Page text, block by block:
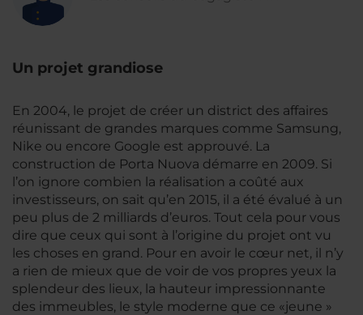
Un projet grandiose
En 2004, le projet de créer un district des affaires
réunissant de grandes marques comme Samsung,
Nike ou encore Google est approuvé. La
construction de Porta Nuova démarre en 2009. Si
l’on ignore combien la réalisation a coûté aux
investisseurs, on sait qu’en 2015, il a été évalué à un
peu plus de 2 milliards d’euros. Tout cela pour vous
dire que ceux qui sont à l’origine du projet ont vu
les choses en grand. Pour en avoir le cœur net, il n’y
a rien de mieux que de voir de vos propres yeux la
splendeur des lieux, la hauteur impressionnante
des immeubles, le style moderne que ce «jeune »